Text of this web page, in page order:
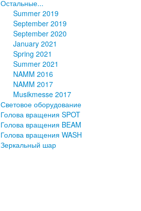
Остальные...
Summer 2019
September 2019
September 2020
January 2021
Spring 2021
Summer 2021
NAMM 2016
NAMM 2017
Musikmesse 2017
Световое оборудование
Голова вращения SPOT
Голова вращения BEAM
Голова вращения WASH
Зеркальный шар